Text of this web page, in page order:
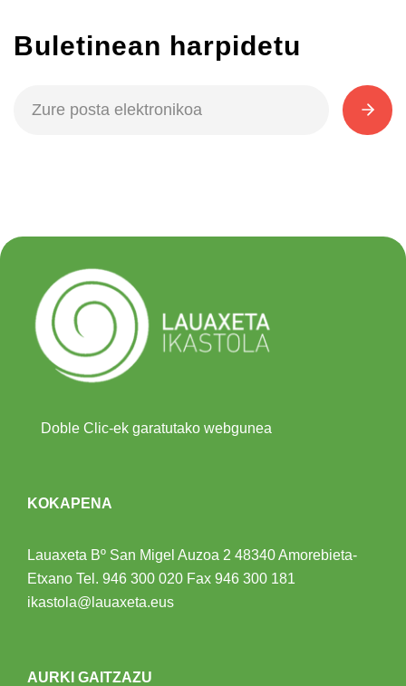
Buletinean harpidetu
Doble Clic-ek garatutako webgunea
KOKAPENA
Lauaxeta Bº San Migel Auzoa 2 48340 Amorebieta-
Etxano Tel. 946 300 020 Fax 946 300 181
ikastola@lauaxeta.eus
AURKI GAITZAZU